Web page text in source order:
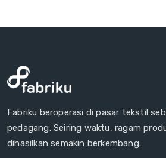
Fabriku beroperasi di pasar tekstil
pedagang. Seiring waktu, ragam
dihasilkan semakin berkembang.